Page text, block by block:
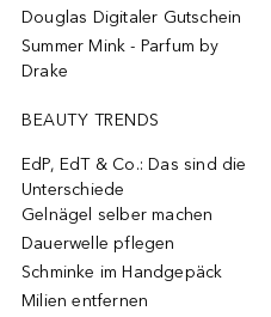
Douglas Digitaler Gutschein
Summer Mink - Parfum by
Drake
BEAUTY TRENDS
EdP, EdT & Co.: Das sind die
Unterschiede
Gelnägel selber machen
Dauerwelle pflegen
Schminke im Handgepäck
Milien entfernen